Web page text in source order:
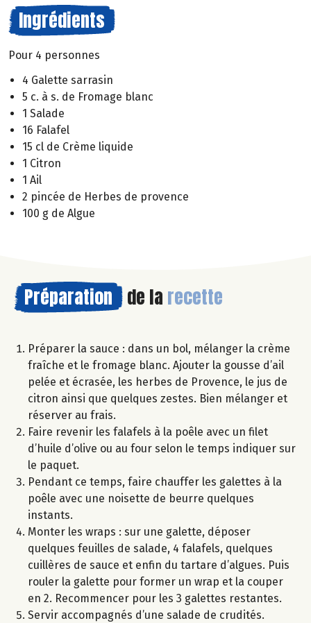
Ingrédients
Pour 4 personnes
4 Galette sarrasin
5 c. à s. de Fromage blanc
1 Salade
16 Falafel
15 cl de Crème liquide
1 Citron
1 Ail
2 pincée de Herbes de provence
100 g de Algue
Préparation de la recette
Préparer la sauce : dans un bol, mélanger la crème
fraîche et le fromage blanc. Ajouter la gousse d’ail
pelée et écrasée, les herbes de Provence, le jus de
citron ainsi que quelques zestes. Bien mélanger et
réserver au frais.
Faire revenir les falafels à la poêle avec un filet
d’huile d’olive ou au four selon le temps indiquer sur
le paquet.
Pendant ce temps, faire chauffer les galettes à la
poêle avec une noisette de beurre quelques
instants.
Monter les wraps : sur une galette, déposer
quelques feuilles de salade, 4 falafels, quelques
cuillères de sauce et enfin du tartare d’algues. Puis
rouler la galette pour former un wrap et la couper
en 2. Recommencer pour les 3 galettes restantes.
Servir accompagnés d’une salade de crudités.